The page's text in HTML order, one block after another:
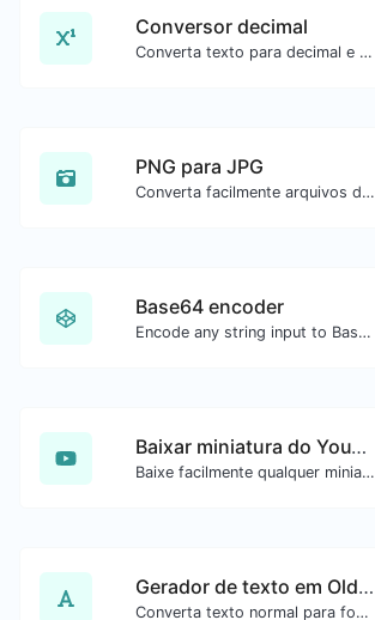
Conversor decimal
Converta texto para decimal e o contrário para qualquer entrada de string.
PNG para JPG
Converta facilmente arquivos de imagem PNG para JPG.
Base64 encoder
Encode any string input to Base64.
Baixar miniatura do YouTube
Baixe facilmente qualquer miniatura de vídeo do YouTube em todos os tamanhos disponíveis.
Gerador de texto em Old English
Converta texto normal para fonte Old English.